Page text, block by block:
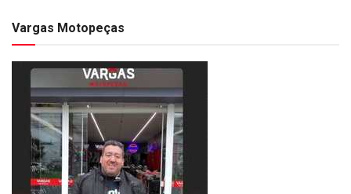
Vargas Motopeças